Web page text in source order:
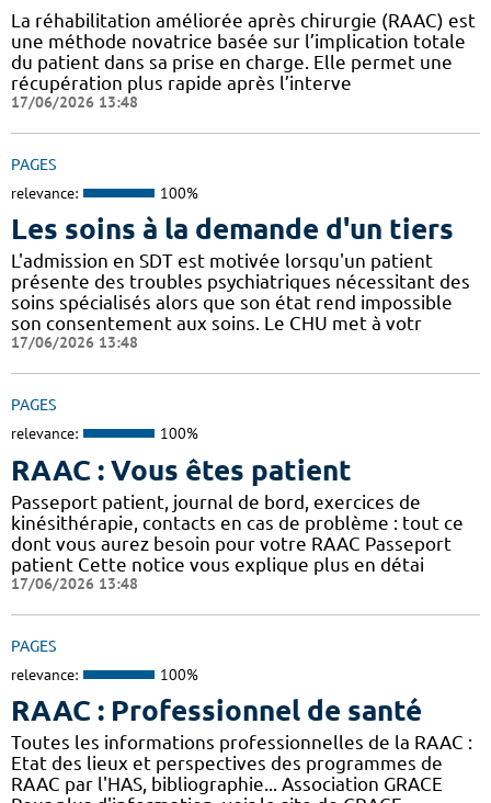
La réhabilitation améliorée après chirurgie (RAAC) est
une méthode novatrice basée sur l’implication totale
du patient dans sa prise en charge. Elle permet une
récupération plus rapide après l’interve
17/06/2026 13:48
PAGES
relevance: 100%
Les soins à la demande d'un tiers
L'admission en SDT est motivée lorsqu'un patient
présente des troubles psychiatriques nécessitant des
soins spécialisés alors que son état rend impossible
son consentement aux soins. Le CHU met à votr
17/06/2026 13:48
PAGES
relevance: 100%
RAAC : Vous êtes patient
Passeport patient, journal de bord, exercices de
kinésithérapie, contacts en cas de problème : tout ce
dont vous aurez besoin pour votre RAAC Passeport
patient Cette notice vous explique plus en détai
17/06/2026 13:48
PAGES
relevance: 100%
RAAC : Professionnel de santé
Toutes les informations professionnelles de la RAAC :
Etat des lieux et perspectives des programmes de
RAAC par l'HAS, bibliographie... Association GRACE